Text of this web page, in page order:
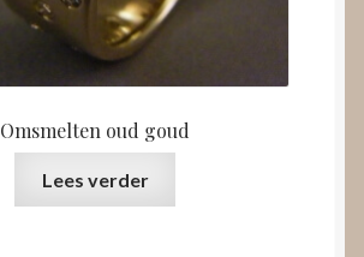
Omsmelten oud goud
Lees verder